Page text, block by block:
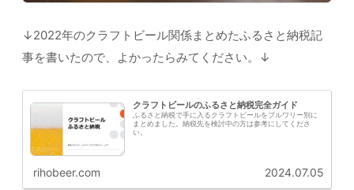
↓2022年のクラフトビール関係まとめたふるさと納税記
事を書いたので、よかったらみてください。↓
クラフトビールのふるさと納税完全ガイド
ふるさと納税で手に入るクラフトビールをブルワリー別に
まとめました。納税先を検討中の方は参考にしてくださ
い。
rihobeer.com 2024.07.05